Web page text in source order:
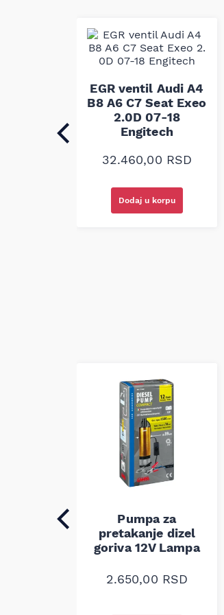
konstrukcije i performansi,
zahtevima kako bi
je predviđen.
EGR ventil Audi A4
B8 A6 C7 Seat Exeo
2.0D 07-18
Engitech
32.460,00 RSD
Dodaj u korpu
Pumpa za
pretakanje dizel
goriva 12V Lampa
2.650,00 RSD